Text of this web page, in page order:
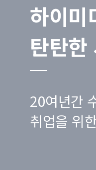
하이미
탄탄한
20여년간
취업을 위